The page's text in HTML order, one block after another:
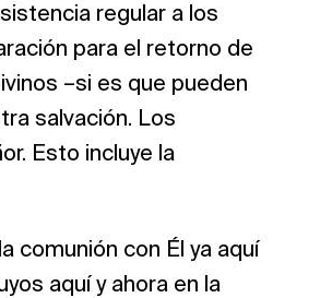
regular a los
para el retorno de
–si es que pueden
salvación. Los
Esto incluye la
comunión con Él ya aquí
aquí y ahora en la